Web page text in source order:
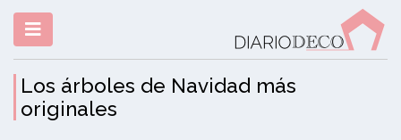
Los árboles de Navidad más
originales